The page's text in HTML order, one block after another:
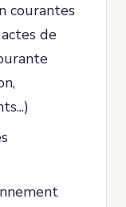
courantes
de